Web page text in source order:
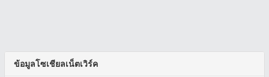
ข้อมูลโซเชียลเน็ตเวิร์ค